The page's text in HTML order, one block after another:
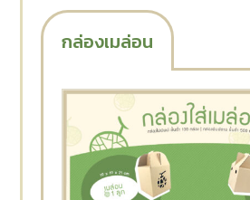
กล่องเมล่อน